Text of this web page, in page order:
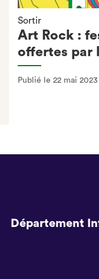
Sortir
Art Rock :
offertes par
Publié le 22 mai 2023
Département